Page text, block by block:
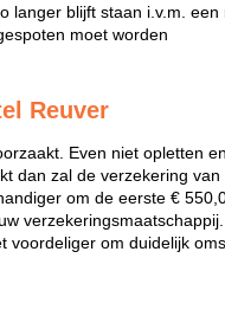
langer blijft staan i.v.m. een
moet worden
Reuver
Even niet opletten
dan zal de verzekering
om de eerste €
verzekeringsmaatschappij.
voordeliger om duidelijk